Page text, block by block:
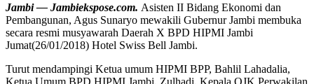
Jambi — Jambiekspose.com. Asisten II Bidang Ekonomi dan
Pembangunan, Agus Sunaryo mewakili Gubernur Jambi membuka
secara resmi musyawarah Daerah X BPD HIPMI Jambi
Jumat(26/01/2018) Hotel Swiss Bell Jambi.
Turut mendampingi Ketua umum HIPMI BPP, Bahlil Lahadalia,
Ketua Umum BPD HIPMI Jambi, Zulhadi, Kepala OJK Perwakilan